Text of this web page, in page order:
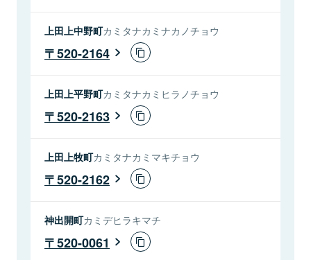
上田上中野町カミタナカミナカノチョウ
520-2164
上田上平野町カミタナカミヒラノチョウ
520-2163
上田上牧町カミタナカミマキチョウ
520-2162
神出開町カミデヒラキマチ
520-0061